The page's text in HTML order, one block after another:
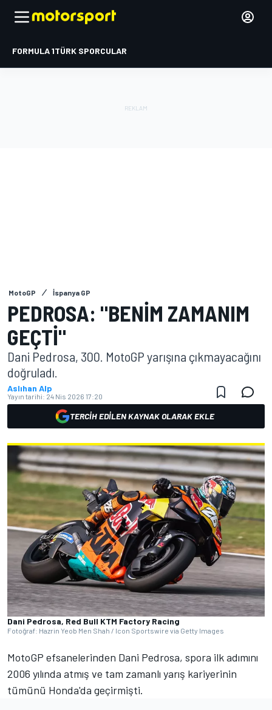
FORMULA 1TÜRK SPORCULAR
MotoGP İspanya GP
PEDROSA: "BENIM ZAMANIM
GEÇTI"
Dani Pedrosa, 300. MotoGP yarışına çıkmayacağını
doğruladı.
Aslıhan Alp
Yayın tarihi: 24 Nis 2026 17:20
TERCIH EDILEN KAYNAK OLARAK EKLE
Dani Pedrosa, Red Bull KTM Factory Racing
Fotoğraf: Hazrin Yeob Men Shah / Icon Sportswire via Getty Images
MotoGP efsanelerinden Dani Pedrosa, spora ilk adımını
2006 yılında atmış ve tam zamanlı yarış kariyerinin
tümünü Honda'da geçirmişti.